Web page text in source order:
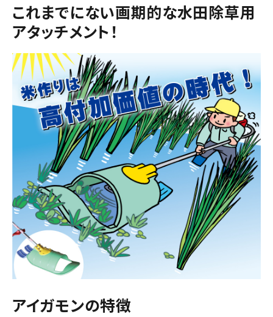
これまでにない画期的な水田除草用
アタッチメント！
アイガモンの特徴